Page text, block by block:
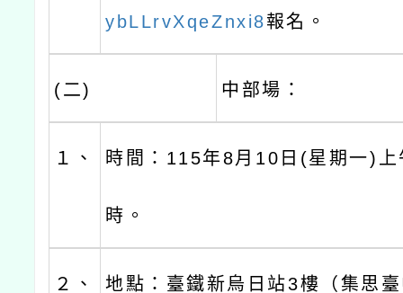
ybLLrvXqeZnxi8報名。
(二) 中部場：
１、 時間：115年8月10日(星期一)
時。
２、 地點：臺鐵新烏日站3樓（集思